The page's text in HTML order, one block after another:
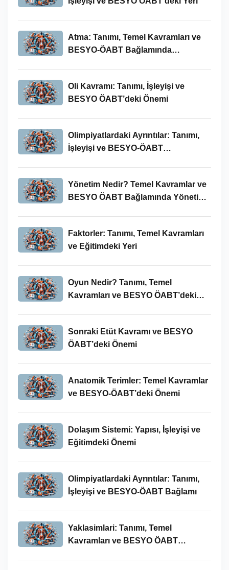
Atma: Tanımı, Temel Kavramları ve
BESYO-ÖABT Bağlamında
Oli Kavramı: Tanımı, İşleyişi ve
BESYO ÖABT’deki Önemi
Olimpiyatlardaki Ayrıntılar: Tanımı,
İşleyişi ve BESYO-ÖABT
Yönetim Nedir? Temel Kavramlar ve
BESYO ÖABT Bağlamında Yönetim
Faktorler: Tanımı, Temel Kavramları
ve Eğitimdeki Yeri
Oyun Nedir? Tanımı, Temel
Kavramları ve BESYO ÖABT’deki
Sonraki Etüt Kavramı ve BESYO
ÖABT’deki Önemi
Anatomik Terimler: Temel Kavramlar
ve BESYO-ÖABT’deki Önemi
Dolaşım Sistemi: Yapısı, İşleyişi ve
Eğitimdeki Önemi
Olimpiyatlardaki Ayrıntılar: Tanımı,
İşleyişi ve BESYO-ÖABT Bağlamı
Yaklasimlari: Tanımı, Temel
Kavramları ve BESYO ÖABT